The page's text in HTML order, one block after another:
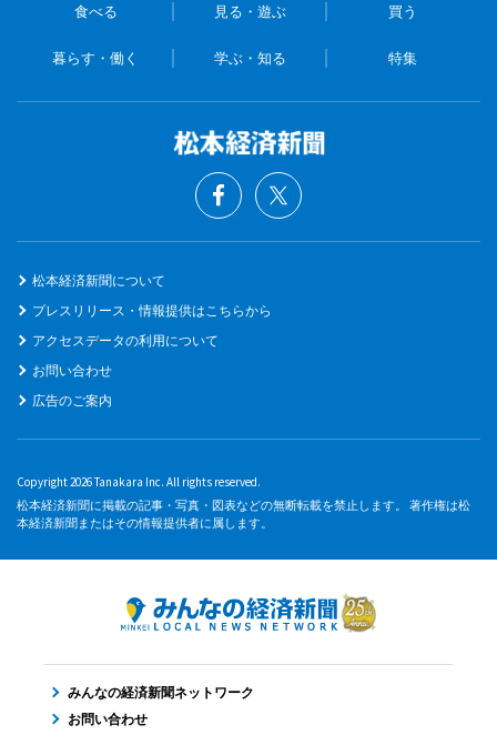
食べる 見る・遊ぶ 買う
暮らす・働く 学ぶ・知る 特集
松本経済新聞について
プレスリリース・情報提供はこちらから
アクセスデータの利用について
お問い合わせ
広告のご案内
Copyright 2026 Tanakara Inc. All rights reserved.
松本経済新聞に掲載の記事・写真・図表などの無断転載を禁止します。 著作権は松
本経済新聞またはその情報提供者に属します。
みんなの経済新聞ネットワーク
お問い合わせ